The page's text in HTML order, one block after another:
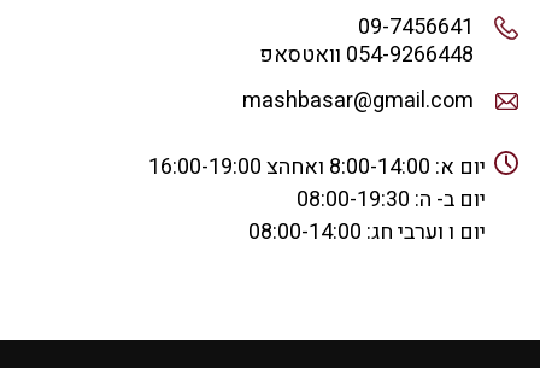
09-7456641
054-9266448 וואטסאפ
mashbasar@gmail.com
יום א: ‏8:00-14:00 ואחהצ 16:00-19:00
יום ב- ה: ‏08:00-19:30
יום ו וערבי חג: ‏08:00-14:00